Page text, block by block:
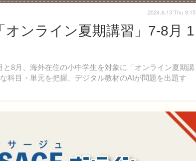
オンライン夏期講習」7-8月 1
8月、海外在住の小中学生を対象に「オンライン夏期講
科目・単元を把握、デジタル教材のAIが問題を出題す
2024.6.13 Thu 9:15